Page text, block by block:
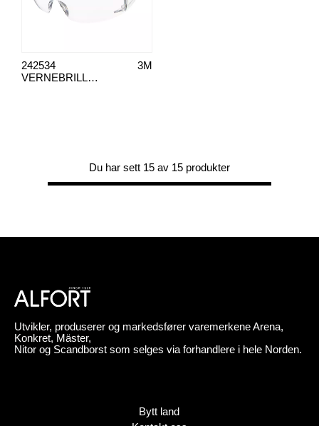
VERNEBRILLER SF200 TRANSPARENT LINSE
3M
242534
Du har sett 15 av 15 produkter
Utvikler, produserer og markedsfører varemerkene Arena,
Konkret, Mäster,
Nitor og Scandborst som selges via forhandlere i hele Norden.
Bytt land